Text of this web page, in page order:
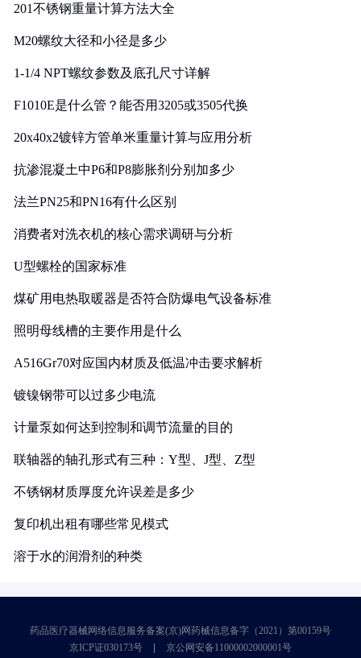
201不锈钢重量计算方法大全
M20螺纹大径和小径是多少
1-1/4 NPT螺纹参数及底孔尺寸详解
F1010E是什么管？能否用3205或3505代换
20x40x2镀锌方管单米重量计算与应用分析
抗渗混凝土中P6和P8膨胀剂分别加多少
法兰PN25和PN16有什么区别
消费者对洗衣机的核心需求调研与分析
U型螺栓的国家标准
煤矿用电热取暖器是否符合防爆电气设备标准
照明母线槽的主要作用是什么
A516Gr70对应国内材质及低温冲击要求解析
镀镍钢带可以过多少电流
计量泵如何达到控制和调节流量的目的
联轴器的轴孔形式有三种：Y型、J型、Z型
不锈钢材质厚度允许误差是多少
复印机出租有哪些常见模式
溶于水的润滑剂的种类
药品医疗器械网络信息服务备案(京)网药械信息备字（2021）第00159号
京ICP证030173号
京公网安备11000002000001号